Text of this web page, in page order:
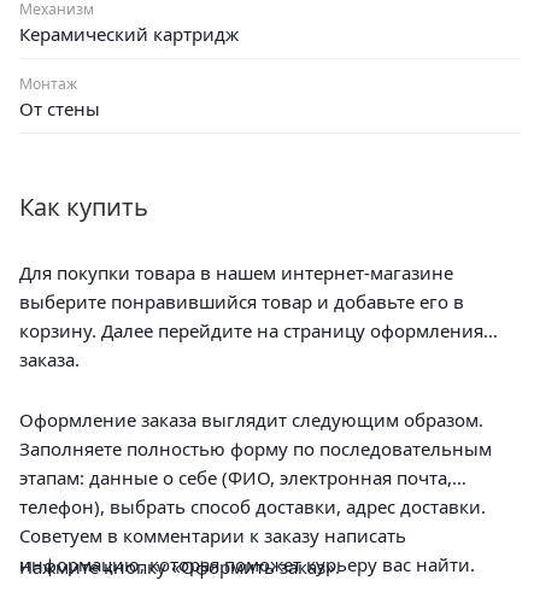
Механизм
Керамический картридж
Монтаж
От стены
Как купить
Для покупки товара в нашем интернет-магазине
выберите понравившийся товар и добавьте его в
корзину. Далее перейдите на страницу оформления
заказа.
Оформление заказа выглядит следующим образом.
Заполняете полностью форму по последовательным
этапам: данные о себе (ФИО, электронная почта,
телефон), выбрать способ доставки, адрес доставки.
Советуем в комментарии к заказу написать
информацию, которая поможет курьеру вас найти.
Нажмите кнопку «Оформить заказ».